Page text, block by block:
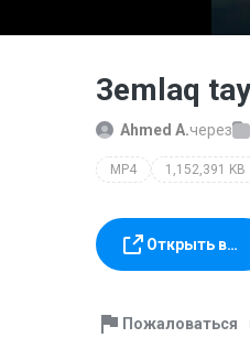
3emlaq
Ahmed A.через
MP4 1,152,391 KB
Открыть в…
Пожаловаться